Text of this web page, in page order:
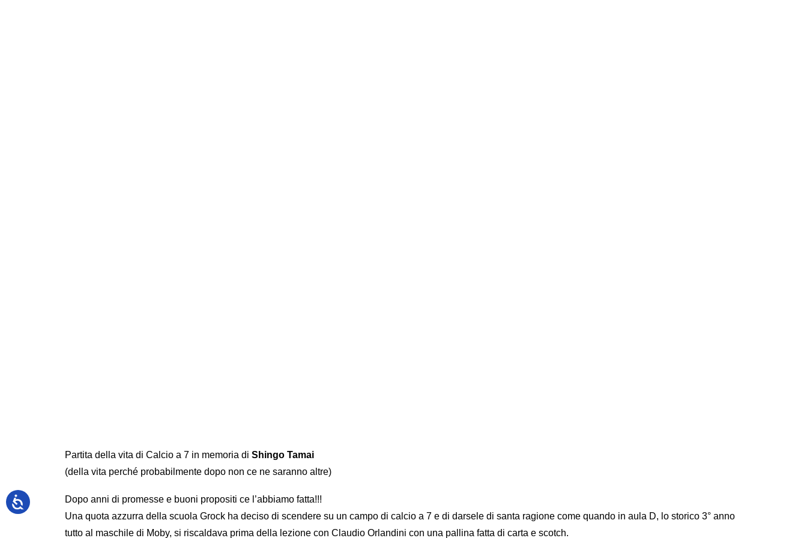
Partita della vita di Calcio a 7 in memoria di Shingo Tamai
(della vita perché probabilmente dopo non ce ne saranno altre)
Dopo anni di promesse e buoni propositi ce l’abbiamo fatta!!!
Una quota azzurra della scuola Grock ha deciso di scendere su un campo di calcio a 7 e di darsele di santa ragione come quando in aula D, lo storico 3° anno
tutto al maschile di Moby, si riscaldava prima della lezione con Claudio Orlandini con una pallina fatta di carta e scotch.